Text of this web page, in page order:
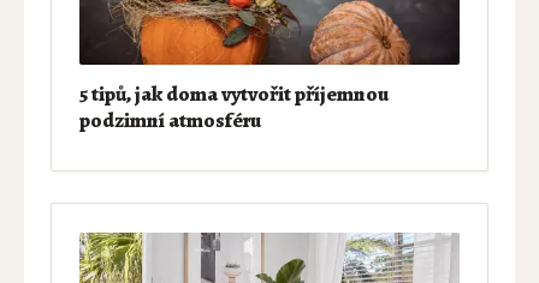
5 tipů, jak doma vytvořit příjemnou
podzimní atmosféru